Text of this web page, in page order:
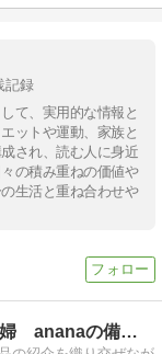
記録
て、実用的な情報と
ットや運動、家族と
され、読む人に身近
の積み重ねの価値や
生活と重ね合わせや
アラフィフなんちゃって主婦 ananaの備忘録